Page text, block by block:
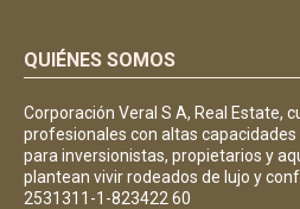
QUIÉNES SOMOS
Corporación Veral S A, Real Estate,
profesionales con altas
para inversionistas, propietarios y
plantean vivir rodeados de lujo y
2531311-1-823422 60